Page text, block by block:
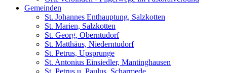
Gemeinden
St. Johannes Enthauptung, Salzkotten
St. Marien, Salzkotten
St. Georg, Oberntudorf
St. Matthäus, Niederntudorf
St. Petrus, Upsprunge
St. Antonius Einsiedler, Mantinghausen
St. Petrus u. Paulus, Scharmede